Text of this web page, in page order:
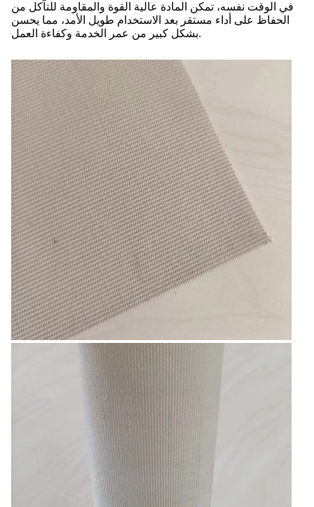
في الوقت نفسه، تمكن المادة عالية القوة والمقاومة للتآكل من
الحفاظ على أداء مستقر بعد الاستخدام طويل الأمد، مما يحسن
بشكل كبير من عمر الخدمة وكفاءة العمل.